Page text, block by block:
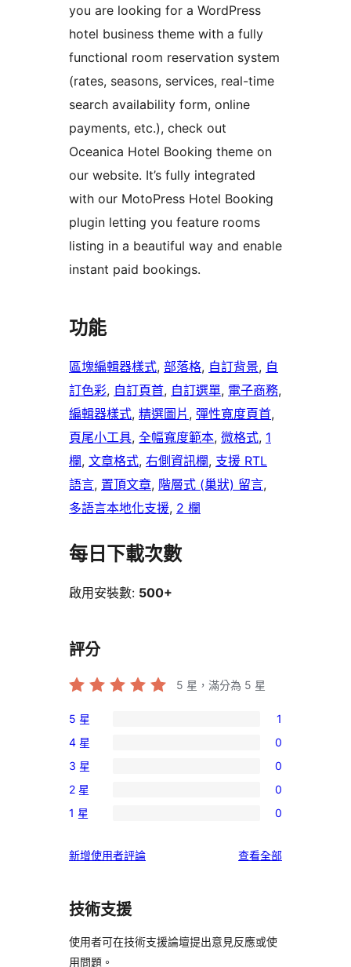
you are looking for a WordPress
hotel business theme with a fully
functional room reservation system
(rates, seasons, services, real-time
search availability form, online
payments, etc.), check out
Oceanica Hotel Booking theme on
our website. It’s fully integrated
with our MotoPress Hotel Booking
plugin letting you feature rooms
listing in a beautiful way and enable
instant paid bookings.
功能
區塊編輯器樣式, 部落格, 自訂背景, 自
訂色彩, 自訂頁首, 自訂選單, 電子商務
編輯器樣式, 精選圖片 , 彈性寬度頁首
頁尾小工具, 全幅寬度範本, 微格式, 1
欄, 文章格式, 右側資訊欄, 支援 RTL
語言, 置頂文章, 階層式 (巢狀) 留言
多語言本地化支援, 2 欄
每日下載次數
啟用安裝數: 500+
評分
5 星，滿分為 5 星
1
個
5
星
使
者
5 星 1
0
個
4
星
用
論
4 星 0
0
個
3
使
評
論
3 星 0
0
個
星
用
者
評
論
2 星 0
0
1
使
者
1 星 0
新增使用者評論 查看全部使
技術支援
使用者可在技術支援論壇提出意見反應或使
用問題。